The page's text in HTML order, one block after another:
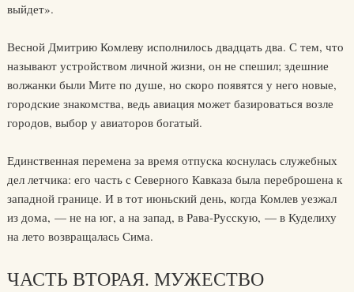
выйдет».
Весной Дмитрию Комлеву исполнилось двадцать два. С тем, что
называют устройством личной жизни, он не спешил; здешние
волжанки были Мите по душе, но скоро появятся у него новые,
городские знакомства, ведь авиация может базироваться возле
городов, выбор у авиаторов богатый.
Единственная перемена за время отпуска коснулась служебных
дел летчика: его часть с Северного Кавказа была переброшена к
западной границе. И в тот июньский день, когда Комлев уезжал
из дома, — не на юг, а на запад, в Рава-Русскую, — в Куделиху
на лето возвращалась Сима.
ЧАСТЬ ВТОРАЯ. МУЖЕСТВО